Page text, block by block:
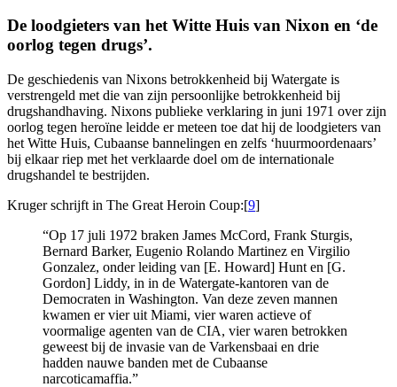
De loodgieters van het Witte Huis van Nixon en ‘de
oorlog tegen drugs’.
De geschiedenis van Nixons betrokkenheid bij Watergate is
verstrengeld met die van zijn persoonlijke betrokkenheid bij
drugshandhaving. Nixons publieke verklaring in juni 1971 over zijn
oorlog tegen heroïne leidde er meteen toe dat hij de loodgieters van
het Witte Huis, Cubaanse bannelingen en zelfs ‘huurmoordenaars’
bij elkaar riep met het verklaarde doel om de internationale
drugshandel te bestrijden.
Kruger schrijft in The Great Heroin Coup:[9]
“Op 17 juli 1972 braken James McCord, Frank Sturgis,
Bernard Barker, Eugenio Rolando Martinez en Virgilio
Gonzalez, onder leiding van [E. Howard] Hunt en [G.
Gordon] Liddy, in in de Watergate-kantoren van de
Democraten in Washington. Van deze zeven mannen
kwamen er vier uit Miami, vier waren actieve of
voormalige agenten van de CIA, vier waren betrokken
geweest bij de invasie van de Varkensbaai en drie
hadden nauwe banden met de Cubaanse
narcoticamaffia.”